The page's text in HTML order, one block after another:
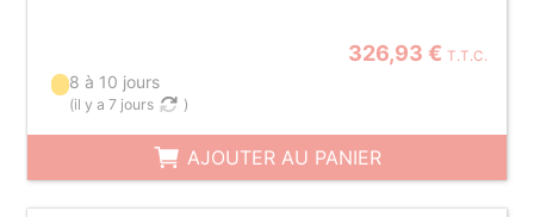
326,93 € T.T.C.
8 à 10 jours
(il y a 7 jours )
AJOUTER AU PANIER